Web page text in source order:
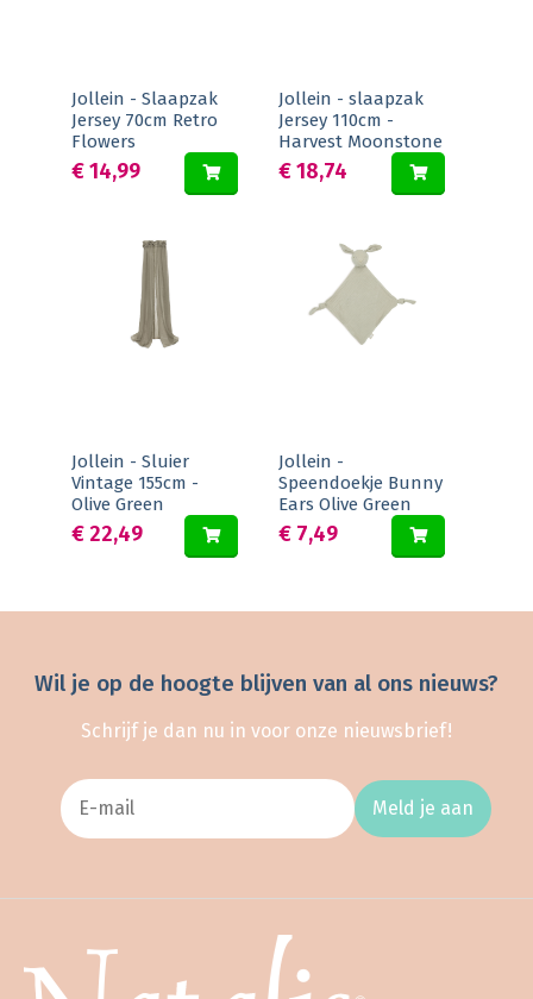
Jollein - Slaapzak
Jersey 70cm Retro
Flowers
€ 14,99
Jollein - slaapzak
Jersey 110cm -
Harvest Moonstone
€ 18,74
Jollein - Sluier
Vintage 155cm -
Olive Green
€ 22,49
Jollein -
Speendoekje Bunny
Ears Olive Green
€ 7,49
Wil je op de hoogte blijven van al ons nieuws?
Schrijf je dan nu in voor onze nieuwsbrief!
Meld je aan